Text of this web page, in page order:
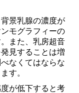
景乳腺の濃度が
モグラフィーの
また、乳房超音
見することは増
なくてはならな
す。
が低下すると考